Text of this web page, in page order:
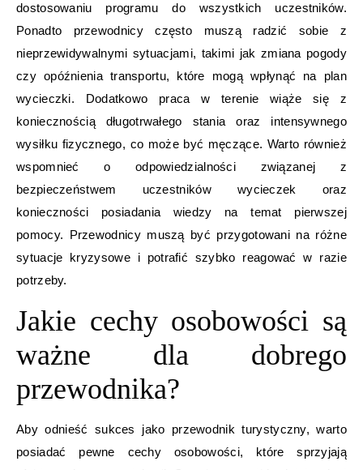
dostosowaniu programu do wszystkich uczestników.
Ponadto przewodnicy często muszą radzić sobie z
nieprzewidywalnymi sytuacjami, takimi jak zmiana pogody
czy opóźnienia transportu, które mogą wpłynąć na plan
wycieczki. Dodatkowo praca w terenie wiąże się z
koniecznością długotrwałego stania oraz intensywnego
wysiłku fizycznego, co może być męczące. Warto również
wspomnieć o odpowiedzialności związanej z
bezpieczeństwem uczestników wycieczek oraz
konieczności posiadania wiedzy na temat pierwszej
pomocy. Przewodnicy muszą być przygotowani na różne
sytuacje kryzysowe i potrafić szybko reagować w razie
potrzeby.
Jakie cechy osobowości są
ważne dla dobrego
przewodnika?
Aby odnieść sukces jako przewodnik turystyczny, warto
posiadać pewne cechy osobowości, które sprzyjają